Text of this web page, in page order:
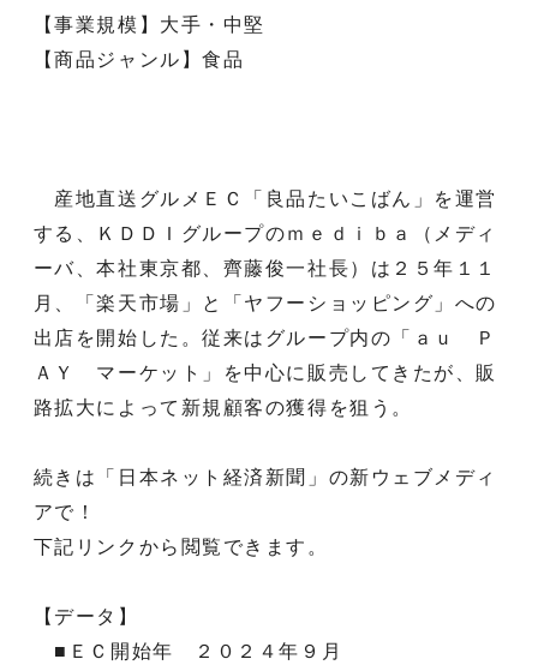
【事業規模】大手・中堅
【商品ジャンル】食品
産地直送グルメＥＣ「良品たいこばん」を運営
する、ＫＤＤＩグループのｍｅｄｉｂａ（メディ
ーバ、本社東京都、齊藤俊一社長）は２５年１１
月、「楽天市場」と「ヤフーショッピング」への
出店を開始した。従来はグループ内の「ａｕ Ｐ
ＡＹ マーケット」を中心に販売してきたが、販
路拡大によって新規顧客の獲得を狙う。
続きは「日本ネット経済新聞」の新ウェブメディ
アで！
下記リンクから閲覧できます。
【データ】
■ＥＣ開始年 ２０２４年９月